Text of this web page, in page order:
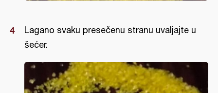
Lagano svaku presečenu stranu uvaljajte u
šećer.